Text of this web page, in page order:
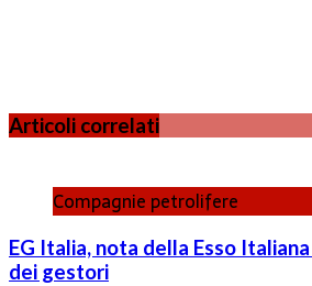
Articoli correlati
Compagnie petrolifere
EG Italia, nota della Esso
dei gestori